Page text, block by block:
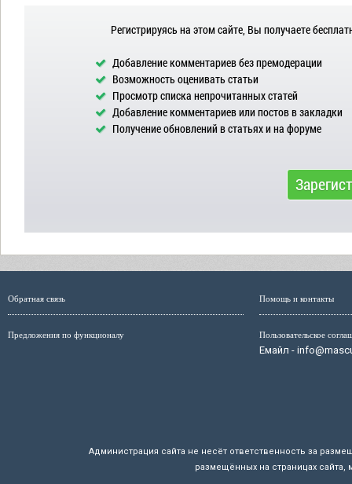
Регистрируясь на этом сайте, Вы получаете
Добавление комментариев без премодерации
Возможность оценивать статьи
Просмотр списка непрочитанных статей
Добавление комментариев или постов в закладки
Получение обновлений в статьях и на форуме
Обратная связь
Предложения по функционалу
Помощь и контакты
Пользовательское
Емайл -
Администрация сайта не несёт ответственность за
размещённых на страницах